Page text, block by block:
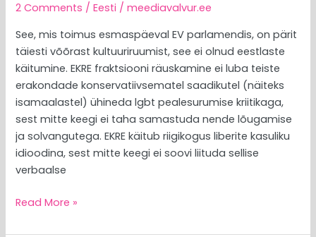
2 Comments /Eesti /meediavalvur.ee
See, mis toimus esmaspäeval EV parlamendis, on pärit
täiesti võõrast kultuuriruumist, see ei olnud eestlaste
käitumine. EKRE fraktsiooni räuskamine ei luba teiste
erakondade konservatiivsematel saadikutel (näiteks
isamaalastel) ühineda lgbt pealesurumise kriitikaga,
sest mitte keegi ei taha samastuda nende lõugamise
ja solvangutega. EKRE käitub riigikogus liberite kasuliku
idioodina, sest mitte keegi ei soovi liituda sellise
verbaalse
Read More »